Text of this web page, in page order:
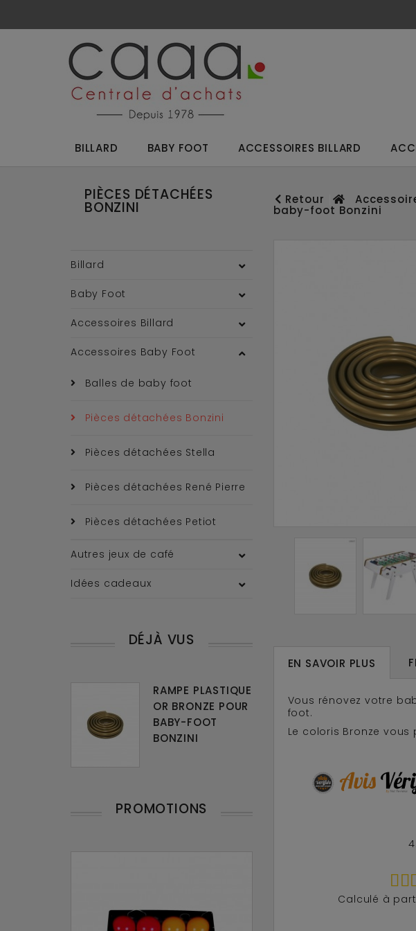
BILLARD BABY FOOT ACCESSOIRES BILLARD
PIÈCES DÉTACHÉES
BONZINI
Billard
Baby Foot
Accessoires Billard
Accessoires Baby Foot
Balles de baby foot
Pièces détachées Bonzini
Pièces détachées Stella
Pièces détachées René Pierre
Pièces détachées Petiot
Autres jeux de café
Idées cadeaux
DÉJÀ VUS
RAMPE PLASTIQUE
OR BRONZE POUR
BABY-FOOT
BONZINI
PROMOTIONS
Retour
baby-foot Bonzini
EN SAVOIR PLUS
Vous rénovez votre
foot.
Le coloris Bronze
Calculé à